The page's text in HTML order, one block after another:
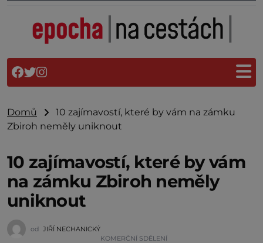
Domů
10 zajímavostí, které by vám na zámku
Zbiroh neměly uniknout
10 zajímavostí, které by vám
na zámku Zbiroh neměly
uniknout
od JIŘÍ NECHANICKÝ
KOMERČNÍ SDĚLENÍ